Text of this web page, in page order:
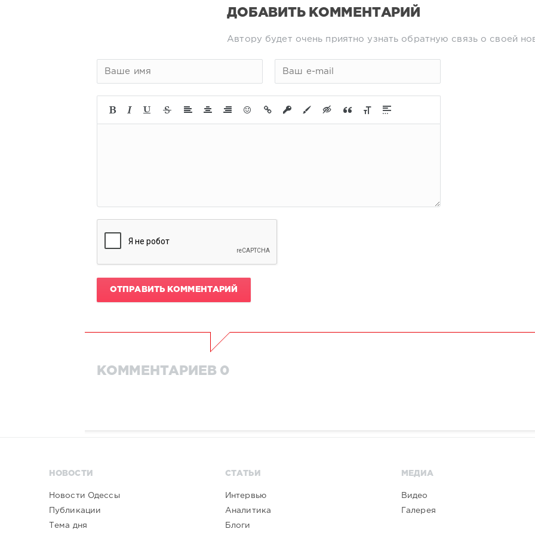
ДОБАВИТЬ КОММЕНТАРИЙ
Автору будет очень приятно узнать обратную связь о своей
ОТПРАВИТЬ КОММЕНТАРИЙ
КОММЕНТАРИЕВ 0
НОВОСТИ
Новости Одессы
Публикации
Тема дня
СТАТЬИ
Интервью
Аналитика
Блоги
МЕДИА
Видео
Галерея